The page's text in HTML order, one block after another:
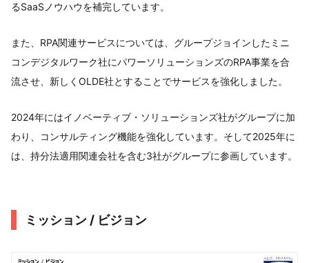
るSaaSノウハウを補完しています。
また、RPA関連サービスについては、グループジョインしたミニ
コンデジタルワーク社にパワーソリューションズのRPA事業を合
流させ、新しくOLDE社とすることでサービスを強化しました。
2024年にはイノベーティブ・ソリューションズ社がグループに加
わり、コンサルティング機能を強化しています。そして2025年に
は、持分法適用関連会社を含む3社がグループに参画しています。
ミッション / ビジョン